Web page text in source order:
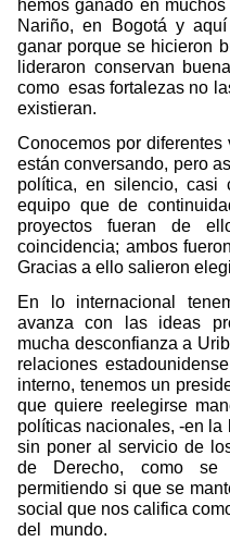
hemos ganado en
Nariño, en Bogotá y
ganar porque se hicieron
lideraron conservan
como esas fortalezas no
existieran.
Conocemos por
están conversando, pero
política, en silencio, casi
equipo que de
proyectos fueran de
coincidencia; ambos
Gracias a ello salieron
En lo internacional
avanza con las ideas
mucha desconfianza a
relaciones
interno, tenemos un
que quiere reelegirse
políticas nacionales, -en
sin poner al servicio de
de Derecho, como se
permitiendo si que se
social que nos califica
del
mundo.